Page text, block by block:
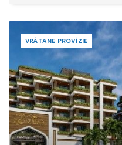
VRÁTANE PROVÍZIE